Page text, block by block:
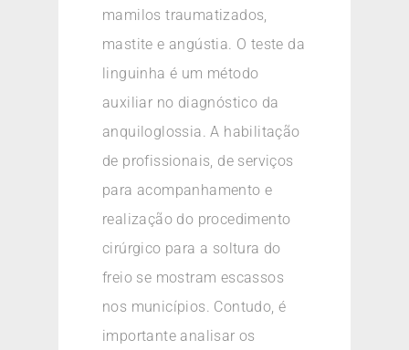
mamilos traumatizados,
mastite e angústia. O teste da
linguinha é um método
auxiliar no diagnóstico da
anquiloglossia. A habilitação
de profissionais, de serviços
para acompanhamento e
realização do procedimento
cirúrgico para a soltura do
freio se mostram escassos
nos municípios. Contudo, é
importante analisar os